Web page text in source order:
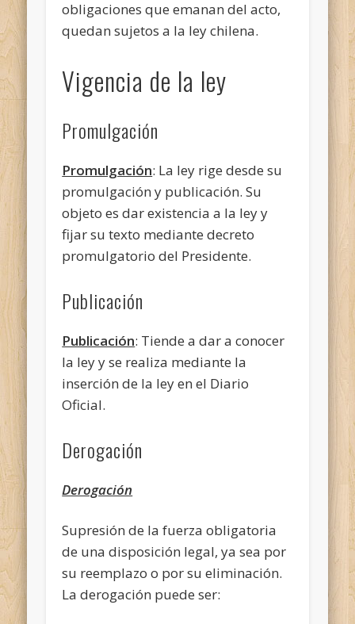
obligaciones que emanan del acto,
quedan sujetos a la ley chilena.
Vigencia de la ley
Promulgación
Promulgación: La ley rige desde su
promulgación y publicación. Su
objeto es dar existencia a la ley y
fijar su texto mediante decreto
promulgatorio del Presidente.
Publicación
Publicación: Tiende a dar a conocer
la ley y se realiza mediante la
inserción de la ley en el Diario
Oficial.
Derogación
Derogación
Supresión de la fuerza obligatoria
de una disposición legal, ya sea por
su reemplazo o por su eliminación.
La derogación puede ser: